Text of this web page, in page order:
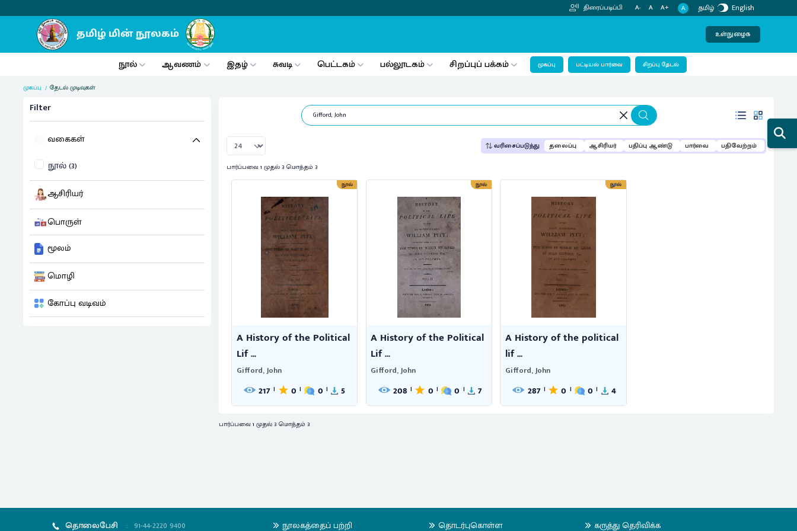
திரைப்படிப்பி A- A A+ A தமிழ் English
உள்நுழைக
நூல் ஆவணம் இதழ் சுவடி பெட்டகம் பல்லூடகம் சிறப்புப் பக்கம் முகப்பு பட்டியல் பார்வை சிறப்பு தேடல்
முகப்பு தேடல் முடிவுகள்
Filter
வகைகள்
நூல் (3)
ஆசிரியர்
பொருள்
மூலம்
மொழி
கோப்பு வடிவம்
வரிசைப்படுத்து தலைப்பு ஆசிரியர் பதிப்பு ஆண்டு பார்வை பதிவேற்றம்
பார்ப்பவை 1 முதல் 3 மொத்தம் 3
நூல்
A History of the Political
Lif ...
Gifford, John
217 | 0 | 0 | 5
நூல்
A History of the Political
Lif ...
Gifford, John
208 | 0 | 0 | 7
நூல்
A History of the political
lif ...
Gifford, John
287 | 0 | 0 | 4
பார்ப்பவை 1 முதல் 3 மொத்தம் 3
தொலைபேசி : 91-44-2220 9400 நூலகத்தைப் பற்றி தொடர்புகொள்ள கருத்து தெரிவிக்க